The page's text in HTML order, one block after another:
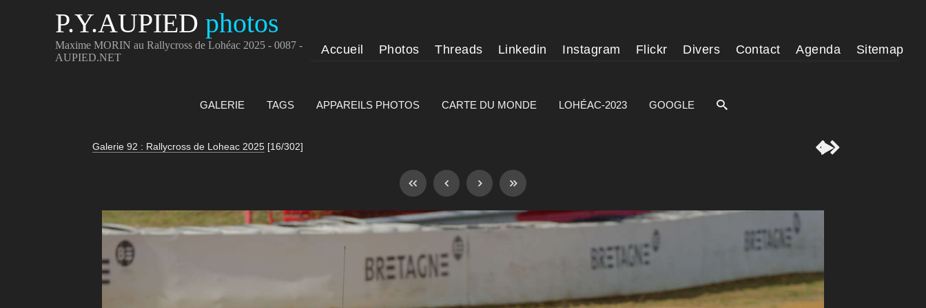
P.Y.AUPIED photos
Maxime MORIN au Rallycross de Lohéac 2025 - 0087 -
AUPIED.NET
Accueil Photos Threads Linkedin Instagram Flickr Divers Contact Agenda Sitemap
GALERIE TAGS APPAREILS PHOTOS CARTE DU MONDE LOHÉAC-2023 GOOGLE
Galerie 92 : Rallycross de Loheac 2025 [16/302] 